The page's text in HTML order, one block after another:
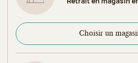
Choisir un